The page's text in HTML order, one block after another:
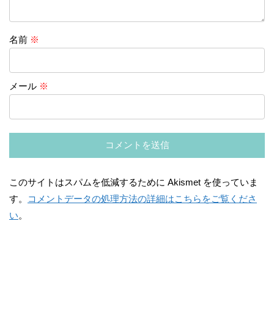
名前 ※
メール ※
このサイトはスパムを低減するために Akismet を使っていま
す。
コメントデータの処理方法の詳細はこちらをご覧くださ
い。